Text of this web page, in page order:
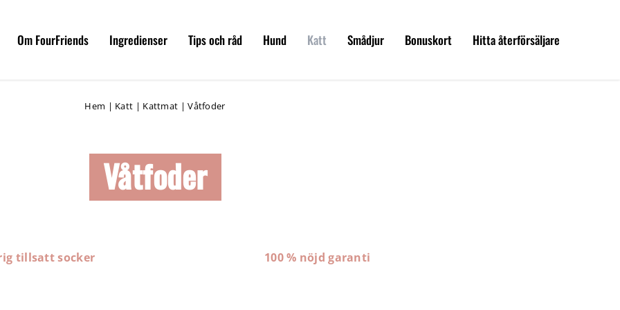
Om FourFriends Ingredienser Tips och råd Hund Katt Smådjur Bonuskort Hitta återförsäljare
Hem | Katt | Kattmat |Våtfoder
Våtfoder
tillsatt socker 100 % nöjd garanti